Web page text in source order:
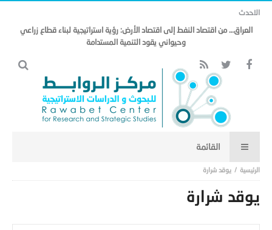
الاحدث
العراق… من اقتصاد النفط إلى اقتصاد الأرض: رؤية استراتيجية لبناء قطاع زراعي
وحيواني يقود التنمية المستدامة
يوقد شرارة
يوقد شرارة